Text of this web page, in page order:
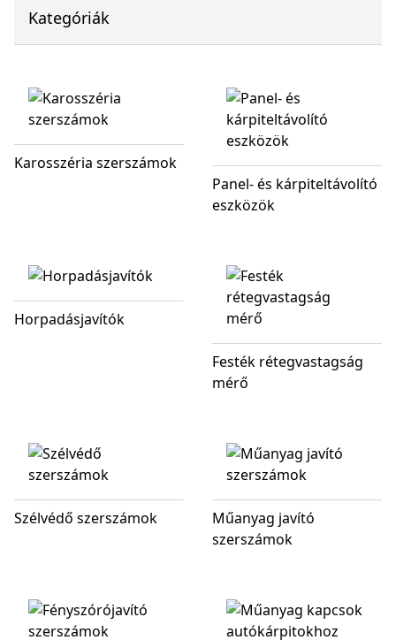
Kategóriák
Karosszéria szerszámok
Panel- és kárpiteltávolító
eszközök
Horpadásjavítók
Festék rétegvastagság
mérő
Szélvédő szerszámok
Műanyag javító
szerszámok